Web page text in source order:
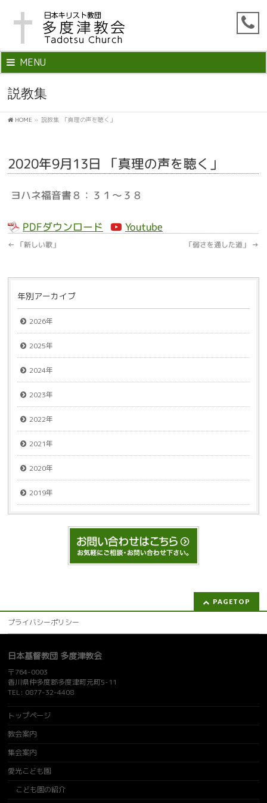
MENU
説教集
HOME » 説教集 「真理の声を聴く」
2020年9月13日 「真理の声を聴く」
ヨハネ福音書８：３１～３８
PDFダウンロード Youtube
← 「新しい歌」 「弱さを通した道」 →
年別アーカイブ
2026年
2025年
2024年
2023年
2022年
2021年
2020年
2019年
PAGETOP
プライバシーポリシー
日本基督教団 多度津教会
〒764-0003
香川県仲多度郡多度津町元町5-11
TEL: 0877-32-4408
トップページ
教会案内
集会案内
愛光こども園
こども園の紹介